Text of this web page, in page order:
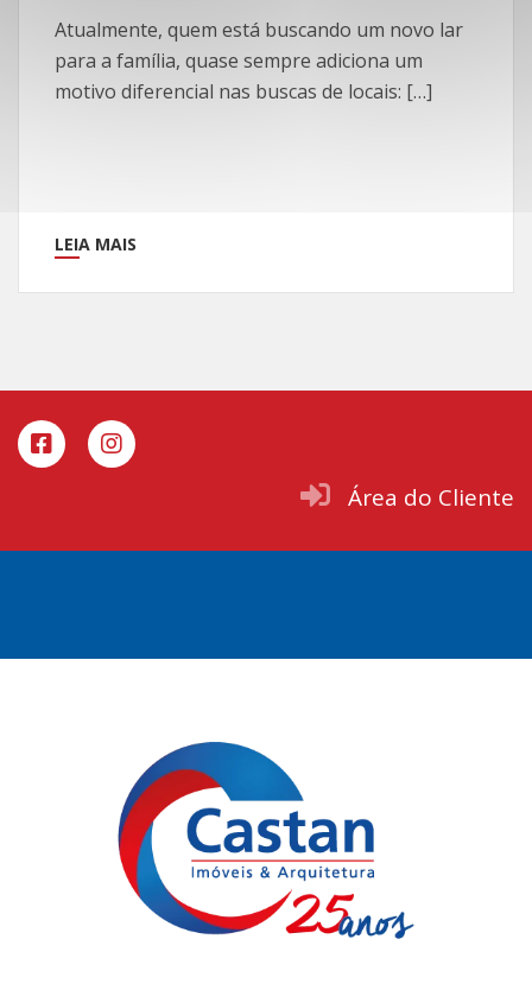
Atualmente, quem está buscando um novo lar
para a família, quase sempre adiciona um
motivo diferencial nas buscas de locais: […]
LEIA MAIS
Área do Cliente